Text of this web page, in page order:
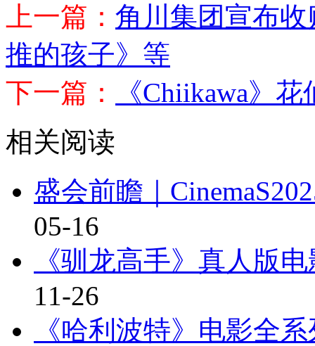
上一篇： 角川集团宣布
推的孩子》等
下一篇：
《Chiikawa》
相关阅读
盛会前瞻｜
05-16
《驯龙高手》真人版
11-26
《哈利波特》电影全